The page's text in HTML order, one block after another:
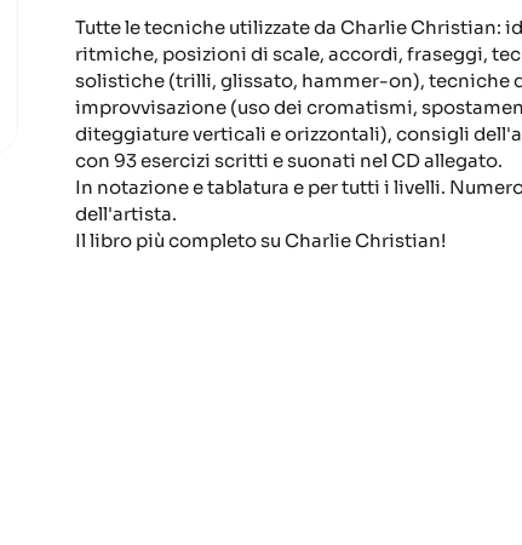
Tutte le tecniche utilizzate da Charlie Christian:
ritmiche, posizioni di scale, accordi, fraseggi,
solistiche (trilli, glissato, hammer-on), tecniche
improvvisazione (uso dei cromatismi,
diteggiature verticali e orizzontali), consigli
con 93 esercizi scritti e suonati nel CD allegato.
In notazione e tablatura e per tutti i livelli.
dell'artista.
Il libro più completo su Charlie Christian!